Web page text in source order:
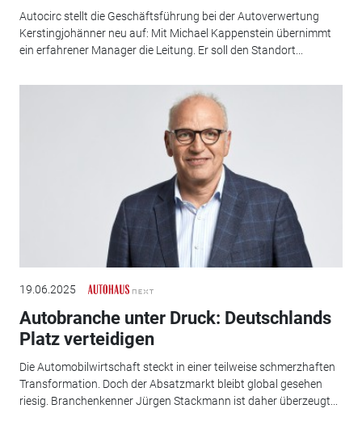
Autocirc stellt die Geschäftsführung bei der Autoverwertung
Kerstingjohänner neu auf: Mit Michael Kappenstein übernimmt
ein erfahrener Manager die Leitung. Er soll den Standort...
19.06.2025
Autobranche unter Druck: Deutschlands
Platz verteidigen
Die Automobilwirtschaft steckt in einer teilweise schmerzhaften
Transformation. Doch der Absatzmarkt bleibt global gesehen
riesig. Branchenkenner Jürgen Stackmann ist daher überzeugt...